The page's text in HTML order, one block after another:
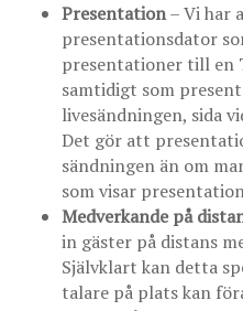
Presentation– Vi har
presentationsdator
presentationer till en
samtidigt som
livesändningen, sida
Det gör att
sändningen än om
som visar
Medverkande på
in gäster på distans
Självklart kan detta
talare på plats kan